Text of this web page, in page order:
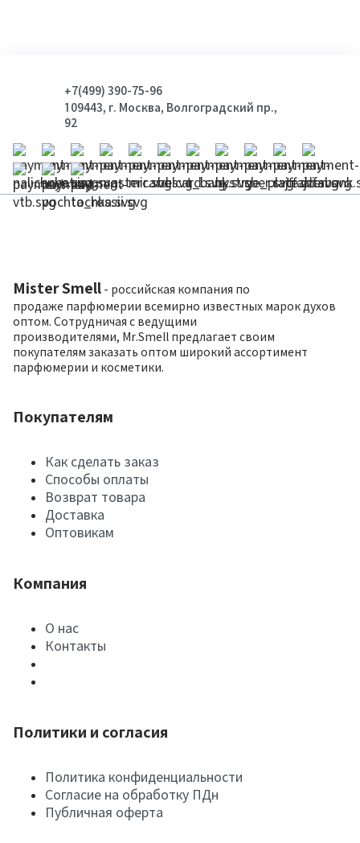
+7(499) 390-75-96
109443, г. Москва, Волгоградский пр.,
92
Mister Smell - российская компания по
продаже парфюмерии всемирно известных марок духов
оптом. Сотрудничая с ведущими
производителями, Mr.Smell предлагает своим
покупателям заказать оптом широкий ассортимент
парфюмерии и косметики.
Покупателям
Как сделать заказ
Способы оплаты
Возврат товара
Доставка
Оптовикам
Компания
О нас
Контакты
Политики и согласия
Политика конфиденциальности
Согласие на обработку ПДн
Публичная оферта